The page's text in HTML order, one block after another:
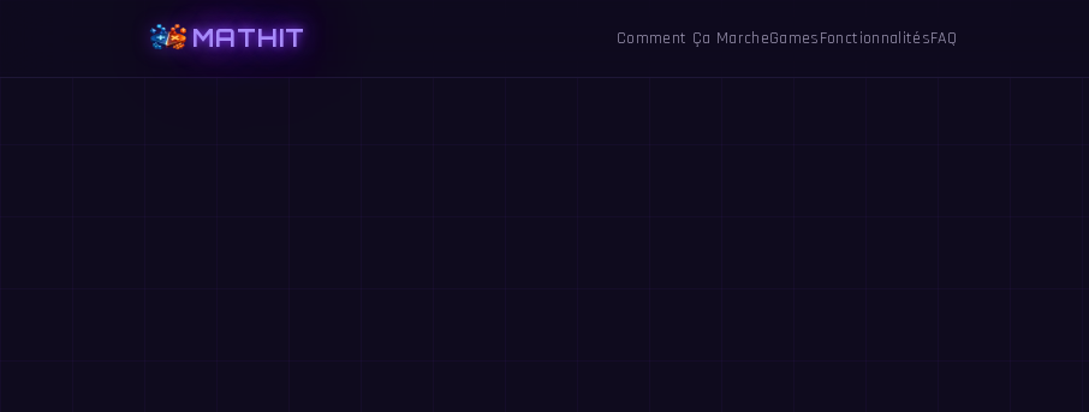
MATHIT Comment Ça MarcheGamesFonctionnalitésFAQ